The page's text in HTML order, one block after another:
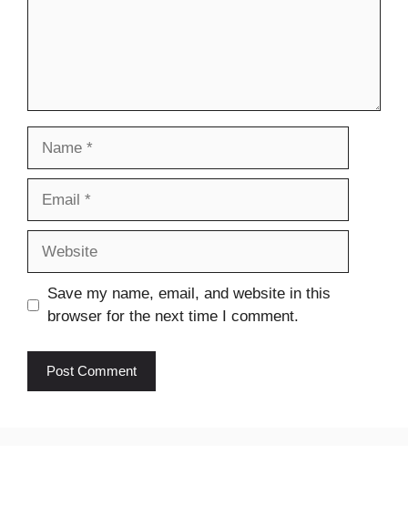
Save my name, email, and website in this
browser for the next time I comment.